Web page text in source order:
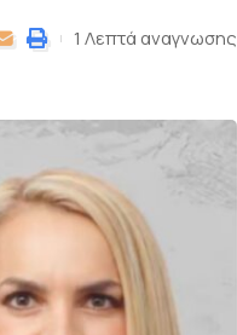
1 Λεπτά αναγνωσης